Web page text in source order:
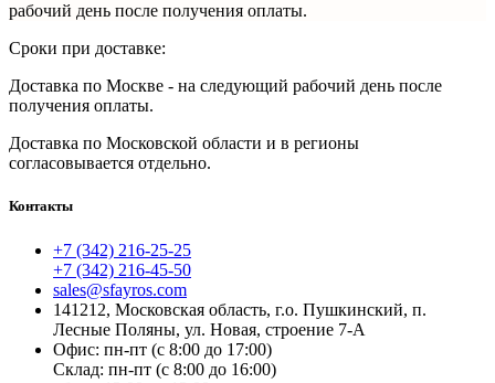
рабочий день после получения оплаты.
Сроки при доставке:
Доставка по Москве - на следующий рабочий день после
получения оплаты.
Доставка по Московской области и в регионы
согласовывается отдельно.
Контакты
+7 (342) 216-25-25
+7 (342) 216-45-50
sales@sfayros.com
141212, Московская область, г.о. Пушкинский, п.
Лесные Поляны, ул. Новая, строение 7-А
Офис: пн-пт (с 8:00 до 17:00)
Склад: пн-пт (с 8:00 до 16:00)